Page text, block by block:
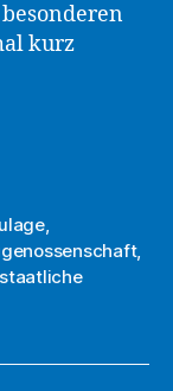
kurz
feiert
am
,
,
staatliche